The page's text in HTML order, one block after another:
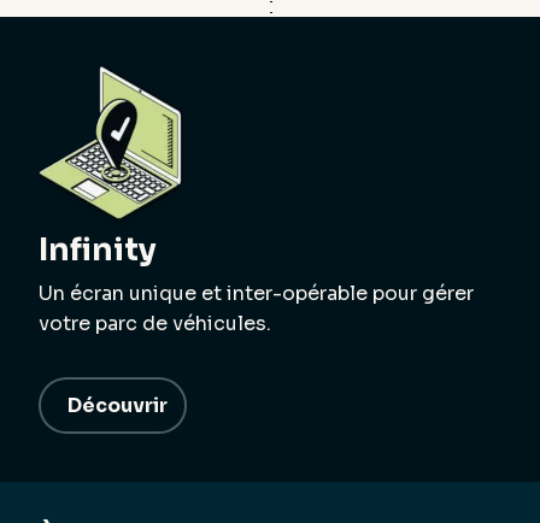
Infinity
Un écran unique et inter-opérable pour gérer
votre parc de véhicules.
Découvrir